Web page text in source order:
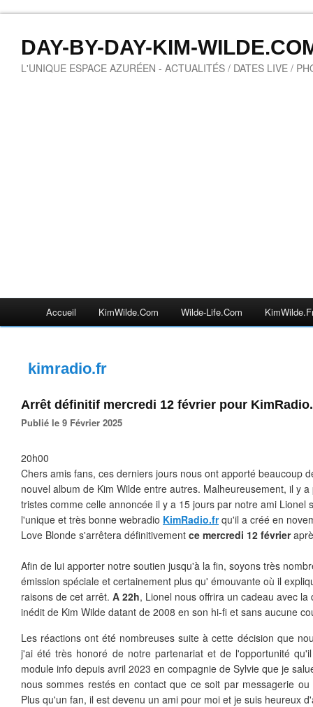
DAY-BY-DAY-KIM-
L'UNIQUE ESPACE AZURÉEN - ACTUALITÉS / DATES LIVE /
Accueil KimWilde.com Wilde-Life.com
kimradio.fr
Arrêt définitif mercredi 12 février pour
Publié le 9 Février 2025
20h00
Chers amis fans, ces derniers jours nous ont apporté beaucoup
nouvel album de Kim Wilde entre autres. Malheureusement, il y
tristes comme celle annoncée il y a 15 jours par notre ami Lionel
l'unique et très bonne webradio KimRadio.frqu'il a créé en
Love Blonde s'arrêtera définitivement ce mercredi 12 février
Afin de lui apporter notre soutien jusqu'à la fin, soyons très
émission spéciale et certainement plus qu' émouvante où il
raisons de cet arrêt. A 22h, Lionel nous offrira un cadeau avec la
inédit de Kim Wilde datant de 2008 en son hi-fi et sans aucune
Les réactions ont été nombreuses suite à cette décision que
j'ai été très honoré de notre partenariat et de l'opportunité
module info depuis avril 2023 en compagnie de Sylvie que je
nous sommes restés en contact que ce soit par messagerie
Plus qu'un fan, il est devenu un ami pour moi et je suis heureux